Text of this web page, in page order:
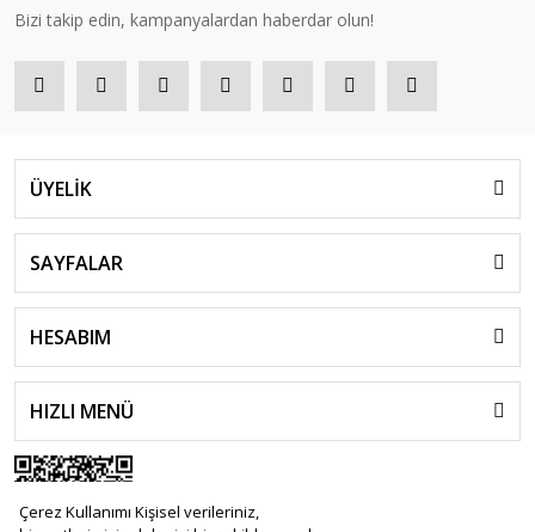
Çerez Kullanımı Kişisel verileriniz,
Bizi takip edin, kampanyalardan haberdar olun!
ÜYELİK
SAYFALAR
HESABIM
HIZLI MENÜ